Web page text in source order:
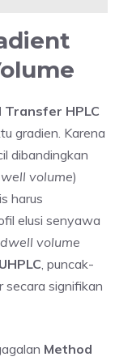
Transfer HPLC
gradien. Karena
dibandingkan
volume)
harus
elusi senyawa
dwell volume
, puncak-
secara signifikan
Method